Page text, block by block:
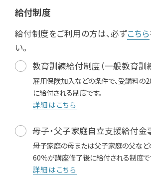
給付制度
給付制度をご利用の方は、必ずこちら
い。
教育訓練給付制度（一般教育訓
雇用保険加入などの条件で、受講料の
に給付される制度です。
詳細はこちら
母子・父子家庭自立支援給付金
母子家庭の母または父子家庭の父など
60％が講座修了後に給付される制度で
詳細はこちら